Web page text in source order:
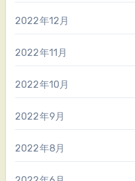
2022年12月
2022年11月
2022年10月
2022年9月
2022年8月